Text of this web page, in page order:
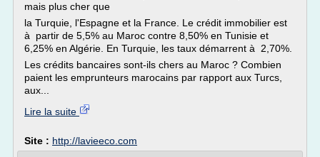
mais plus cher que
la Turquie, l'Espagne et la France. Le crédit immobilier est
à partir de 5,5% au Maroc contre 8,50% en Tunisie et
6,25% en Algérie. En Turquie, les taux démarrent à 2,70%.
Les crédits bancaires sont-ils chers au Maroc ? Combien
paient les emprunteurs marocains par rapport aux Turcs,
aux...
Lire la suite
Site : http://lavieeco.com